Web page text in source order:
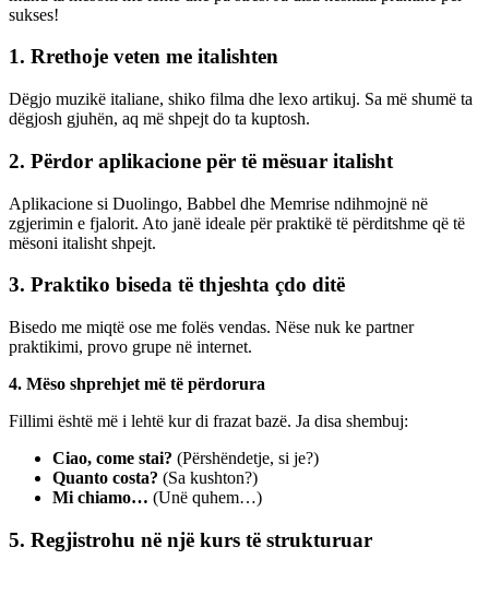
sukses!
1. Rrethoje veten me italishten
Dëgjo muzikë italiane, shiko filma dhe lexo artikuj. Sa më shumë ta
dëgjosh gjuhën, aq më shpejt do ta kuptosh.
2. Përdor aplikacione për të mësuar italisht
Aplikacione si Duolingo, Babbel dhe Memrise ndihmojnë në
zgjerimin e fjalorit. Ato janë ideale për praktikë të përditshme që të
mësoni italisht shpejt.
3. Praktiko biseda të thjeshta çdo ditë
Bisedo me miqtë ose me folës vendas. Nëse nuk ke partner
praktikimi, provo grupe në internet.
4. Mëso shprehjet më të përdorura
Fillimi është më i lehtë kur di frazat bazë. Ja disa shembuj:
Ciao, come stai? (Përshëndetje, si je?)
Quanto costa? (Sa kushton?)
Mi chiamo… (Unë quhem…)
5. Regjistrohu në një kurs të strukturuar